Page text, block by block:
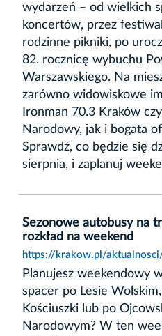
wydarzeń – od wielkich
koncertów, przez
rodzinne pikniki, po
82. rocznicę wybuchu
Warszawskiego. Na
zarówno widowiskowe
Ironman 70.3 Kraków
Narodowy, jak i bogata
Sprawdź, co będzie się
sierpnia, i zaplanuj
Sezonowe autobusy na
rozkład na weekend
https://krakow.pl/
Planujesz weekendowy
spacer po Lesie
Kościuszki lub po
Narodowym? W ten